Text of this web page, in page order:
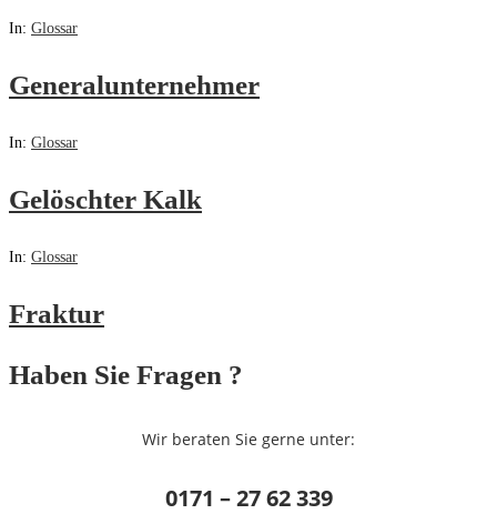
In: Glossar
Generalunternehmer
In: Glossar
Gelöschter Kalk
In: Glossar
Fraktur
Haben Sie Fragen ?
Wir beraten Sie gerne unter:
0171 – 27 62 339